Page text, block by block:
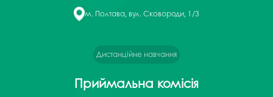
м. Полтава, вул. Сковороди, 1/3
Дистанційне навчання
Приймальна комісія